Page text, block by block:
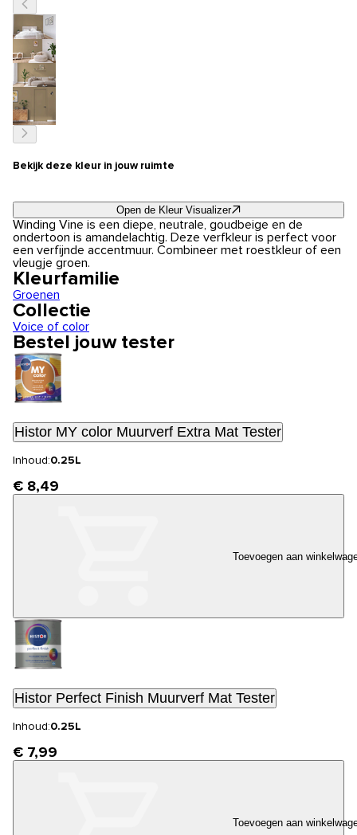
Bekijk deze kleur in jouw ruimte
Open de Kleur Visualizer
Winding Vine is een diepe, neutrale, goudbeige en de
ondertoon is amandelachtig. Deze verfkleur is perfect voor
een verfijnde accentmuur. Combineer met roestkleur of een
vleugje groen.
Kleurfamilie
Groenen
Collectie
Voice of color
Bestel jouw tester
Histor MY color Muurverf Extra Mat Tester
Inhoud:0.25L
€ 8,49
Toevoegen aan
Histor Perfect Finish Muurverf Mat Tester
Inhoud:0.25L
€ 7,99
Toevoegen aan